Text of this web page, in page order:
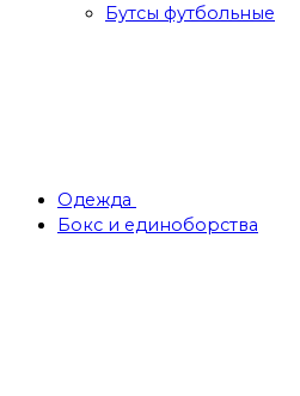
Бутсы футбольные
Одежда
Бокс и единоборства